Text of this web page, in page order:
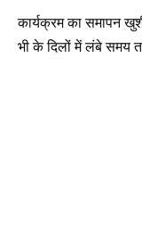
कार्यक्रम का समापन
भी के दिलों में लंबे समय